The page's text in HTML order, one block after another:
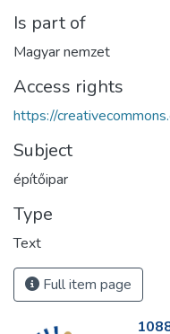
Is part of
Magyar nemzet
Access rights
https://
Subject
építőipar
Type
Text
Full item page